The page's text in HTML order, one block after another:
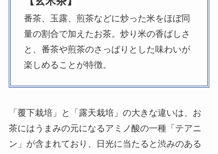
番茶、玉露、煎茶などに炒った米をほぼ同
量の割合で加えたお茶。炒り米の香ばしさ
と、番茶や煎茶のさっぱりとした味わいが
楽しめることが特徴。
「覆下栽培」と「露天栽培」の大きな違いは、お
茶にはうまみの元になるアミノ酸の一種「テアニ
ン」が含まれており、日光に当たると渋みのある